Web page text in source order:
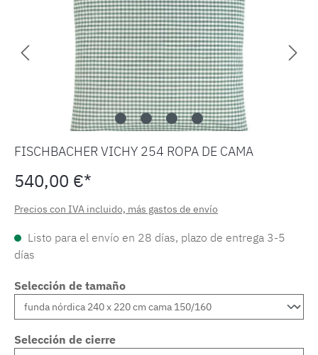
FISCHBACHER VICHY 254 ROPA DE CAMA
540,00 €*
Precios con IVA incluido, más gastos de envío
Listo para el envío en 28 días, plazo de entrega 3-5
días
Selección de tamaño
Selección de cierre